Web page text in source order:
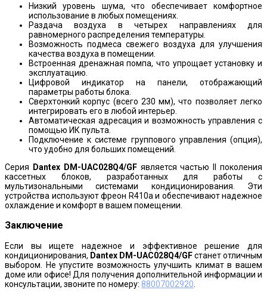
Низкий уровень шума, что обеспечивает комфортное
использование в любых помещениях.
Раздача воздуха в четырех направлениях для
равномерного распределения температуры.
Возможность подмеса свежего воздуха для улучшения
качества воздуха в помещении.
Встроенная дренажная помпа, что упрощает установку и
эксплуатацию.
Цифровой индикатор на панели, отображающий
параметры работы блока.
Сверхтонкий корпус (всего 230 мм), что позволяет легко
интегрировать его в любой интерьер.
Автоматическая адресация и возможность управления с
помощью ИК пульта.
Подключение к системе группового управления (опция),
что удобно для больших помещений.
Серия
Dantex DM-UAC028Q4/GFявляется частью II поколения
кассетных блоков, разработанных для работы с
мультизональными системами кондиционирования. Эти
устройства используют фреон R410а и обеспечивают надежное
охлаждение и комфорт в вашем помещении.
Заключение
Если вы ищете надежное и эффективное решение для
кондиционирования, Dantex DM-UAC028Q4/GFстанет отличным
выбором. Не упустите возможность улучшить климат в вашем
доме или офисе! Для получения дополнительной информации и
консультации, звоните по номеру: 88007002920